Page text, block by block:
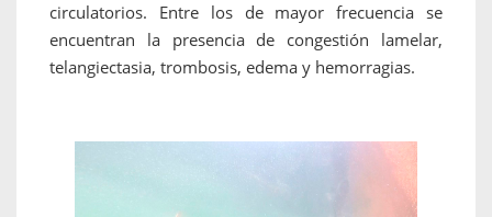
circulatorios. Entre los de mayor frecuencia se
encuentran la presencia de congestión lamelar,
telangiectasia, trombosis, edema y hemorragias.